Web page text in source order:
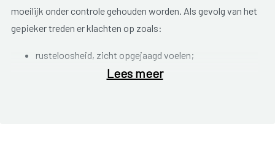
moeilijk onder controle gehouden worden. Als gevolg van het
gepieker treden er klachten op zoals:
rusteloosheid, zicht opgejaagd voelen;
stress, spanning;
Lees meer